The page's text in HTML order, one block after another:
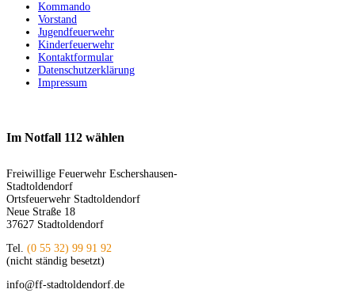
Kommando
Vorstand
Jugendfeuerwehr
Kinderfeuerwehr
Kontaktformular
Datenschutzerklärung
Impressum
Im Notfall 112 wählen
Freiwillige Feuerwehr Eschershausen-
Stadtoldendorf
Ortsfeuerwehr Stadtoldendorf
Neue Straße 18
37627 Stadtoldendorf
Tel. (0 55 32) 99 91 92
(nicht ständig besetzt)
info@ff-stadtoldendorf.de